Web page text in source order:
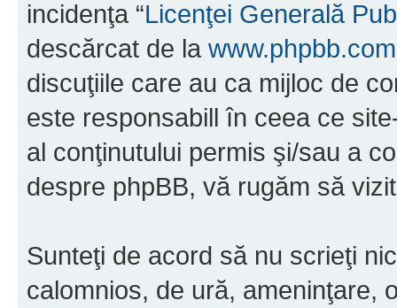
incidenţa “Licenţei Generală
descărcat de la www.phpbb.com
discuţiile care au ca mijloc de
este responsabill în ceea ce
al conţinutului permis şi/sau a
despre phpBB, vă rugăm să
Sunteţi de acord să nu scrieţi
calomnios, de ură, ameninţare,